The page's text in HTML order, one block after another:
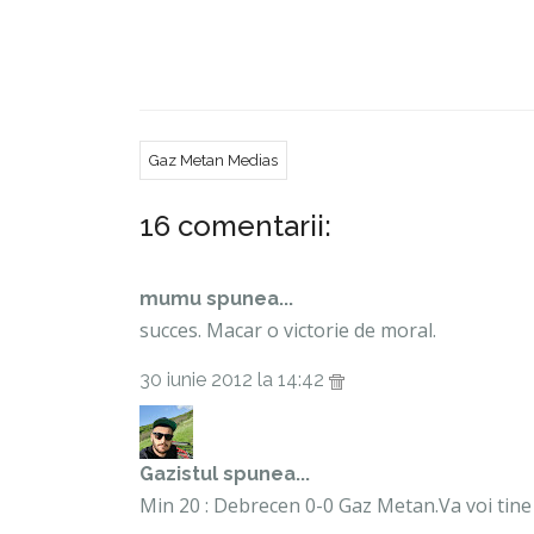
Gaz Metan Medias
16 comentarii:
mumu spunea...
succes. Macar o victorie de moral.
30 iunie 2012 la 14:42
Gazistul spunea...
Min 20 : Debrecen 0-0 Gaz Metan.Va voi